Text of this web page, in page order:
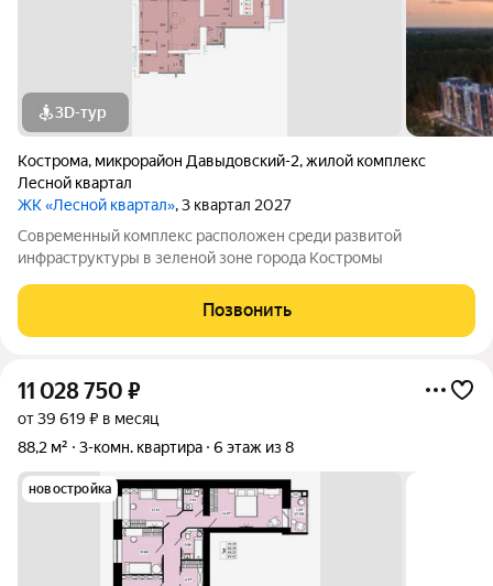
3D-тур
Кострома, микрорайон Давыдовский-2,жилой комплекс
Лесной квартал
ЖК «Лесной квартал», 3 квартал 2027
Современный комплекс расположен среди развитой
инфраструктуры в зеленой зоне города Костромы
Позвонить
11 028 750 ₽
от 39 619 ₽ в месяц
88,2 м²
3-комн. квартира 6 этаж из 8
новостройка